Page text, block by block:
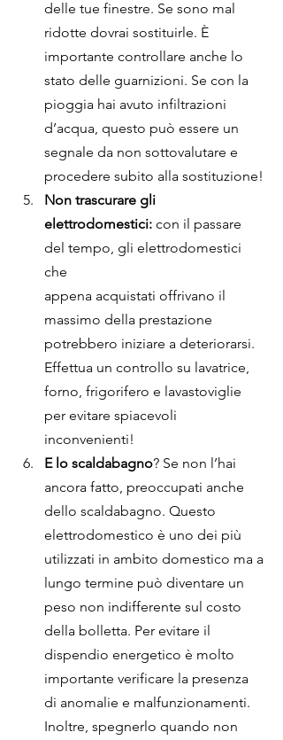
delle tue finestre. Se sono mal
ridotte dovrai sostituirle. È
importante controllare anche lo
stato delle guarnizioni. Se con la
pioggia hai avuto infiltrazioni
d’acqua, questo può essere un
segnale da non sottovalutare e
procedere subito alla sostituzione!
Non trascurare gli
elettrodomestici: con il passare
del tempo, gli elettrodomestici
che
appena acquistati offrivano il
massimo della prestazione
potrebbero iniziare a deteriorarsi.
Effettua un controllo su lavatrice,
forno, frigorifero e lavastoviglie
per evitare spiacevoli
inconvenienti!
E lo scaldabagno? Se non l’hai
ancora fatto, preoccupati anche
dello scaldabagno. Questo
elettrodomestico è uno dei più
utilizzati in ambito domestico ma a
lungo termine può diventare un
peso non indifferente sul costo
della bolletta. Per evitare il
dispendio energetico è molto
importante verificare la presenza
di anomalie e malfunzionamenti.
Inoltre, spegnerlo quando non